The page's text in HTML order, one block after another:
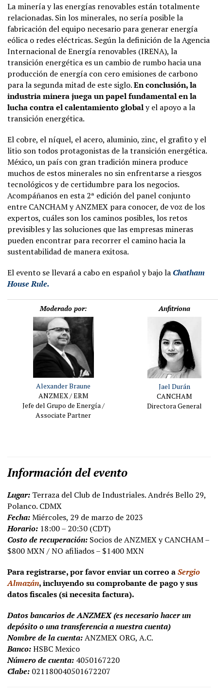
La minería y las energías renovables están totalmente
relacionadas. Sin los minerales, no sería posible la
fabricación del equipo necesario para generar energía
eólica o redes eléctricas. Según la definición de la Agencia
Internacional de Energía renovables (IRENA), la
transición energética es un cambio de rumbo hacia una
producción de energía con cero emisiones de carbono
para la segunda mitad de este siglo.En conclusión, la
industria minera juega un papel fundamental en la
lucha contra el calentamiento globaly el apoyo a la
transición energética.
El cobre, el níquel, el acero, aluminio, zinc, el grafito y el
litio son todos protagonistas de la transición energética.
México, un país con gran tradición minera produce
muchos de estos minerales no sin enfrentarse a riesgos
tecnológicos y de certidumbre para los negocios.
Acompáñanos en esta 2ª edición del panel conjunto
entre CANCHAM y ANZMEX para conocer, de voz de los
expertos, cuáles son los caminos posibles, los retos
previsibles y las soluciones que las empresas mineras
pueden encontrar para recorrer el camino hacia la
sustentabilidad de manera exitosa.
El evento se llevará a cabo en español y bajo la Chatham
House Rule.
Moderado por:
Alexander Braune
ANZMEX / ERM
Jefe del Grupo de Energía /
Associate Partner
Anfitriona
Jael Durán
CANCHAM
Directora General
Información del evento
Lugar: Terraza del Club de Industriales. Andrés Bello 29,
Polanco. CDMX
Fecha:Miércoles, 29 de marzo de 2023
Horario: 18:00 – 20:30 (CDT)
Costo de recuperación: Socios de ANZMEX y CANCHAM –
$800 MXN / NO afiliados – $1400 MXN
Para registrarse, por favor enviar un correo aSergio
Almazán, incluyendo su comprobante de pago y sus
datos fiscales (si necesita factura).
Datos bancarios de ANZMEX (es necesario hacer un
depósito o una transferencia a nuestra cuenta)
Nombre de la cuenta:ANZMEX ORG, A.C.
Banco:HSBC Mexico
Número de cuenta: 4050167220
Clabe: 021180040501672207